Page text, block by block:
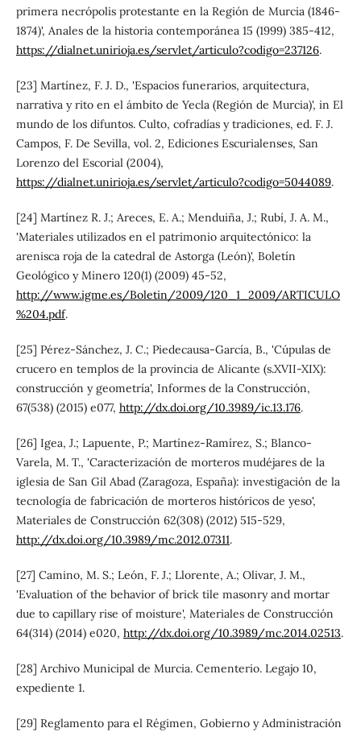
primera necrópolis protestante en la Región de Murcia (1846-
1874)', Anales de la historia contemporánea 15 (1999) 385-412,
https://dialnet.unirioja.es/servlet/articulo?codigo=237126.
[23] Martínez, F. J. D., 'Espacios funerarios, arquitectura,
narrativa y rito en el ámbito de Yecla (Región de Murcia)', in El
mundo de los difuntos. Culto, cofradías y tradiciones, ed. F. J.
Campos, F. De Sevilla, vol. 2, Ediciones Escurialenses, San
Lorenzo del Escorial (2004),
https://dialnet.unirioja.es/servlet/articulo?codigo=5044089.
[24] Martínez R. J.; Areces, E. A.; Menduiña, J.; Rubí, J. A. M.,
'Materiales utilizados en el patrimonio arquitectónico: la
arenisca roja de la catedral de Astorga (León)', Boletín
Geológico y Minero 120(1) (2009) 45-52,
http://www.igme.es/Boletin/2009/120_1_2009/ARTICULO
%204.pdf.
[25] Pérez-Sánchez, J. C.; Piedecausa-García, B., 'Cúpulas de
crucero en templos de la provincia de Alicante (s.XVII-XIX):
construcción y geometría', Informes de la Construcción,
67(538) (2015) e077, http://dx.doi.org/10.3989/ic.13.176.
[26] Igea, J.; Lapuente, P.; Martínez-Ramírez, S.; Blanco-
Varela, M. T., 'Caracterización de morteros mudéjares de la
iglesia de San Gil Abad (Zaragoza, España): investigación de la
tecnología de fabricación de morteros históricos de yeso',
Materiales de Construcción 62(308) (2012) 515-529,
http://dx.doi.org/10.3989/mc.2012.07311.
[27] Camino, M. S.; León, F. J.; Llorente, A.; Olivar, J. M.,
'Evaluation of the behavior of brick tile masonry and mortar
due to capillary rise of moisture', Materiales de Construcción
64(314) (2014) e020, http://dx.doi.org/10.3989/mc.2014.02513.
[28] Archivo Municipal de Murcia. Cementerio. Legajo 10,
expediente 1.
[29] Reglamento para el Régimen, Gobierno y Administración